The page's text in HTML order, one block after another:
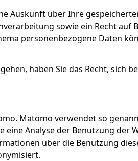
Auskunft über Ihre
sowie ein Recht auf
personenbezogene Daten
haben Sie das Recht, sich
Matomo verwendet so
Analyse der Benutzung der
über die Benutzung